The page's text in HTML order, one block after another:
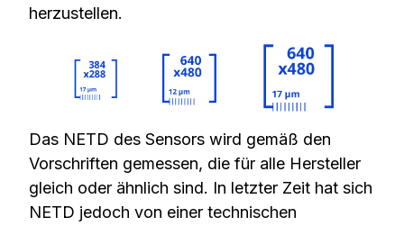
herzustellen.
Das NETD des Sensors wird gemäß den
Vorschriften gemessen, die für alle Hersteller
gleich oder ähnlich sind. In letzter Zeit hat sich
NETD jedoch von einer technischen